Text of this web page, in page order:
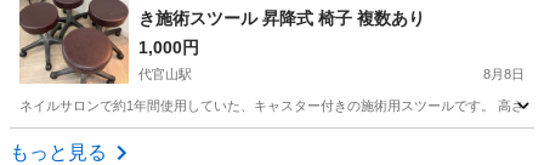
き施術スツール 昇降式 椅子 複数あり
1,000円
代官山駅 8月8日
ネイルサロンで約1年間使用していた、キャスター付きの施術用スツールです。 高さ
東京 渋谷区
もっと見る